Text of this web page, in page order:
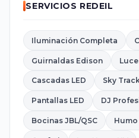
SERVICIOS REDEIL
Iluminación Completa
Guirnaldas Edison
Cascadas LED Sky
Pantallas LED DJ
Bocinas JBL/QSC